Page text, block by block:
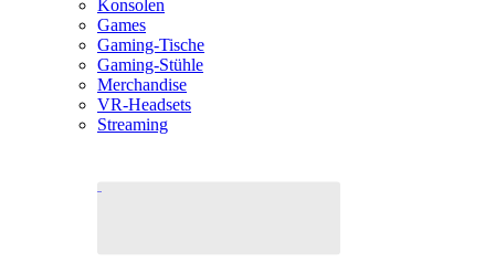
Konsolen
Games
Gaming-Tische
Gaming-Stühle
Merchandise
VR-Headsets
Streaming